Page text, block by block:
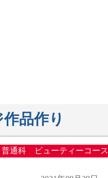
品作り
普通科 ビューティーコース